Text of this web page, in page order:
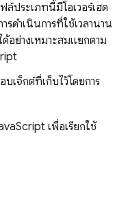
ล์ประเภทนี้มีโอเวอร์เฮด
ดำเนินการที่ใช้เวลานาน
อย่างเหมาะสมแยกตาม
บเจ็กต์ที่เก็บไว้โดยการ
เพื่อเรียกใช้